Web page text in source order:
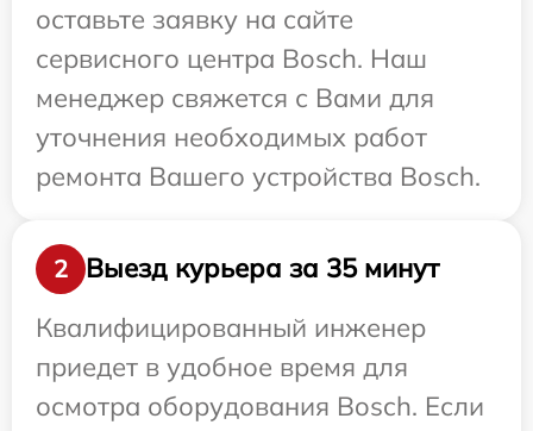
оставьте заявку на сайте
сервисного центра Bosch. Наш
менеджер свяжется с Вами для
уточнения необходимых работ
ремонта Вашего устройства Bosch.
2
Выезд курьера за 35 минут
Квалифицированный инженер
приедет в удобное время для
осмотра оборудования Bosch. Если